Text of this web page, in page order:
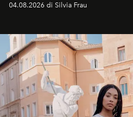
04.08.2026 di Silvia Frau